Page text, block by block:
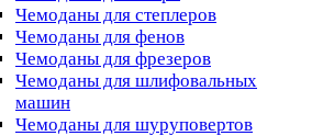
Чемоданы для степлеров
Чемоданы для фенов
Чемоданы для фрезеров
Чемоданы для шлифовальных
машин
Чемоданы для шуруповертов